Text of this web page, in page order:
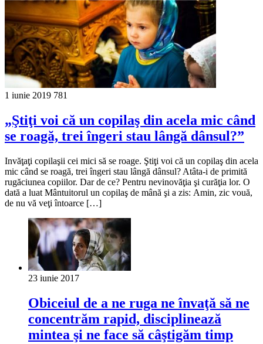
1 iunie 2019 781
„Ştiţi voi că un copilaş din acela mic când
se roagă, trei îngeri stau lângă dânsul?”
Invăţaţi copilaşii cei mici să se roage. Ştiţi voi că un copilaş din acela
mic când se roagă, trei îngeri stau lângă dânsul? Atâta-i de primită
rugăciunea copiilor. Dar de ce? Pentru nevinovăţia şi curăţia lor. O
dată a luat Mântuitorul un copilaş de mână şi a zis: Amin, zic vouă,
de nu vă veţi întoarce […]
23 iunie 2017
Obiceiul de a ne ruga ne învaţă să ne
concentrăm rapid, disciplinează
mintea şi ne face să câştigăm timp